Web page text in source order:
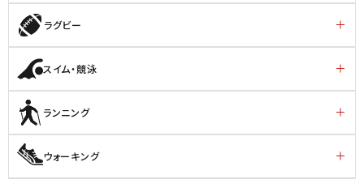
ラグビー
スイム・競泳
ランニング
ウォーキング